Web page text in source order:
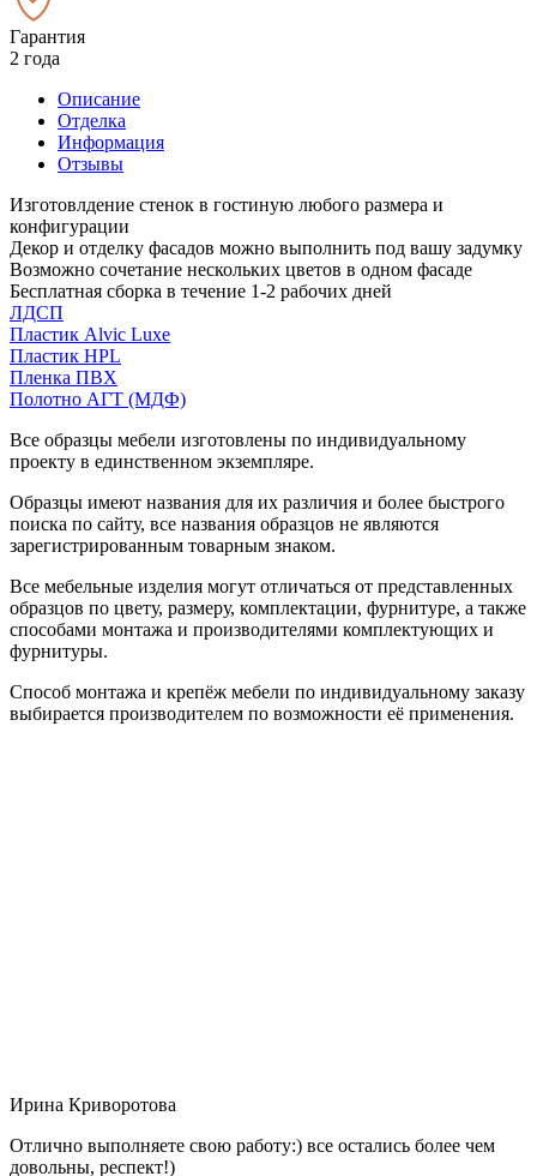
Гарантия
2 года
Описание
Отделка
Информация
Отзывы
Изготовлдение стенок в гостиную любого размера и
конфигурации
Декор и отделку фасадов можно выполнить под вашу задумку
Возможно сочетание нескольких цветов в одном фасаде
Бесплатная сборка в течение 1-2 рабочих дней
ЛДСП
Пластик Alvic Luxe
Пластик HPL
Пленка ПВХ
Полотно АГТ (МДФ)
Все образцы мебели изготовлены по индивидуальному
проекту в единственном экземпляре.
Образцы имеют названия для их различия и более быстрого
поиска по сайту, все названия образцов не являются
зарегистрированным товарным знаком.
Все мебельные изделия могут отличаться от представленных
образцов по цвету, размеру, комплектации, фурнитуре, а также
способами монтажа и производителями комплектующих и
фурнитуры.
Способ монтажа и крепёж мебели по индивидуальному заказу
выбирается производителем по возможности её применения.
Ирина Криворотова
Отлично выполняете свою работу:) все остались более чем
довольны, респект!)